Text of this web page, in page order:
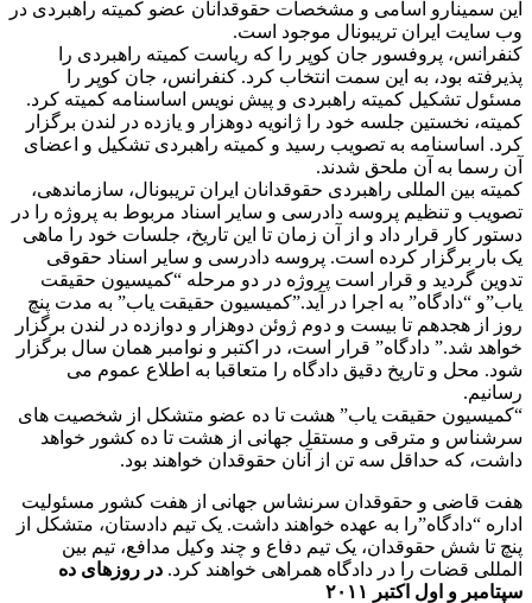
این سمینارو اسامی و مشخصات حقوقدانان عضو کمیته راهبردی در
وب سایت ایران تریبونال موجود است.
کنفرانس، پروفسور جان کوپر را که ریاست کمیته راهبردی را
پذیرفته بود، به این سمت انتخاب کرد. کنفرانس، جان کوپر را
مسئول تشکیل کمیته راهبردی و پیش نویس اساسنامه کمیته کرد.
کمیته، نخستین جلسه خود را ژانویه دوهزار و یازده در لندن برگزار
کرد. اساسنامه به تصویب رسید و کمیته راهبردی تشکیل و اعضای
آن رسما به آن ملحق شدند.
کمیته بین المللی راهبردی حقوقدانان ایران تریبونال، سازماندهی،
تصویب و تنظیم پروسه دادرسی و سایر اسناد مربوط به پروژه را در
دستور کار قرار داد و از آن زمان تا این تاریخ، جلسات خود را ماهی
یک بار برگزار کرده است. پروسه دادرسی و سایر اسناد حقوقی
تدوین گردید و قرار است پروژه در دو مرحله “کمیسیون حقیقت
یاب”و “دادگاه” به اجرا در آید.”کمیسیون حقیقت یاب” به مدت پنچ
روز از هجدهم تا بیست و دوم ژوئن دوهزار و دوازده در لندن برگزار
خواهد شد.” دادگاه” قرار است، در اکتبر و نوامبر همان سال برگزار
شود. محل و تاریخ دقیق دادگاه را متعاقبا به اطلاع عموم می
رسانیم.
“کمیسیون حقیقت یاب” هشت تا ده عضو متشکل از شخصیت های
سرشناس و مترقی و مستقل جهانی از هشت تا ده کشور خواهد
داشت، که حداقل سه تن از آنان حقوقدان خواهند بود.
هفت قاضی و حقوقدان سرنشاس جهانی از هفت کشور مسئولیت
اداره “دادگاه”را به عهده خواهند داشت. یک تیم دادستان، متشکل از
پنچ تا شش حقوقدان، یک تیم دفاع و چند وکیل مدافع، تیم بین
المللی قضات را در دادگاه همراهی خواهند کرد. در روزهای ده
سپتامبر و اول اکتبر ٢٠۱۱